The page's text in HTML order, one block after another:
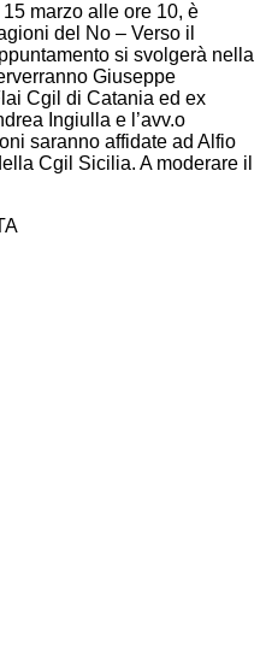
marzo alle ore 10, è
del No – Verso il
si svolgerà nella
Giuseppe
Cgil di Catania ed ex
Ingiulla e l’avv.o
saranno affidate ad Alfio
Cgil Sicilia. A moderare il